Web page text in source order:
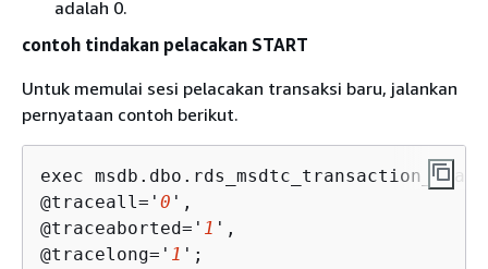
adalah 0.
contoh tindakan pelacakan START
Untuk memulai sesi pelacakan transaksi baru, jalankan
pernyataan contoh berikut.
exec
@traceall=' 0 ',
@traceaborted=' 1 ',
@tracelong=' 1 ';